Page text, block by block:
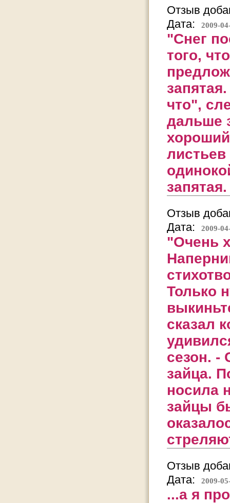
Отзыв
Дата:
2009-
"Снег
того,
что",
дальше
листьев
Отзыв
Дата:
2009-
"Очень
Только
сказал
сезон. -
зайца.
носила
зайцы
Отзыв
Дата:
2009-
...а я